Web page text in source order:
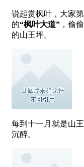
说起赏枫叶，大家
的“枫叶大道” ，偷
的山王坪。
每到十一月就是山
沉醉。